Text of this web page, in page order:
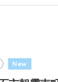
New